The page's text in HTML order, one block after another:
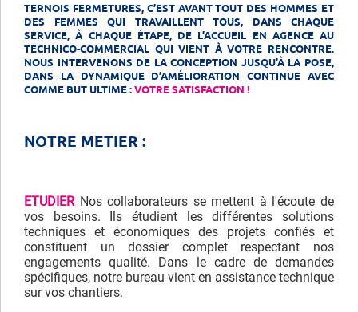
TERNOIS FERMETURES, C’EST AVANT TOUT DES HOMMES ET
DES FEMMES QUI TRAVAILLENT TOUS, DANS CHAQUE
SERVICE, À CHAQUE ÉTAPE, DE L’ACCUEIL EN AGENCE AU
TECHNICO-COMMERCIAL QUI VIENT À VOTRE RENCONTRE.
NOUS INTERVENONS DE LA CONCEPTION JUSQU’À LA POSE,
DANS LA DYNAMIQUE D’AMÉLIORATION CONTINUE AVEC
COMME BUT ULTIME :VOTRE SATISFACTION !
NOTRE METIER :
ETUDIERNos collaborateurs se mettent à l'écoute de
vos besoins. Ils étudient les différentes solutions
techniques et économiques des projets confiés et
constituent un dossier complet respectant nos
engagements qualité. Dans le cadre de demandes
spécifiques, notre bureau vient en assistance technique
sur vos chantiers.